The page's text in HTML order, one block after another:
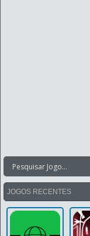
JOGOS RECENTES